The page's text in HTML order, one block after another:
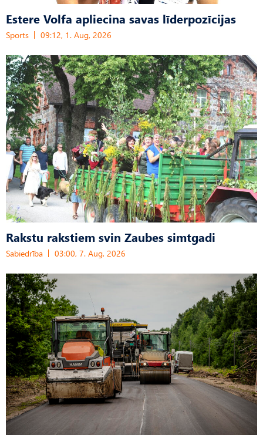
Estere Volfa apliecina savas līderpozīcijas
Sports 09:12, 1. Aug, 2026
Rakstu rakstiem svin Zaubes simtgadi
Sabiedrība 03:00, 7. Aug, 2026